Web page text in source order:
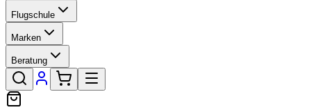
Flugschule
Marken
Beratung